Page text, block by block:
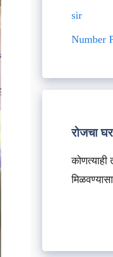
sir
Number
रोजचा